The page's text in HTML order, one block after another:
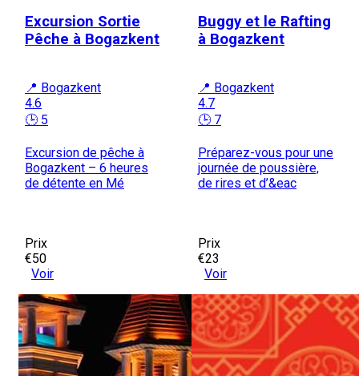
Excursion Sortie
Pêche à Bogazkent
📍 Bogazkent
4.6
🕒 5
Excursion de pêche à
Bogazkent – 6 heures
de détente en Mé
Prix
€50
Voir
Buggy et le Rafting
à Bogazkent
📍 Bogazkent
4.7
🕒 7
Préparez-vous pour une
journée de poussière,
de rires et d’&eac
Prix
€23
Voir